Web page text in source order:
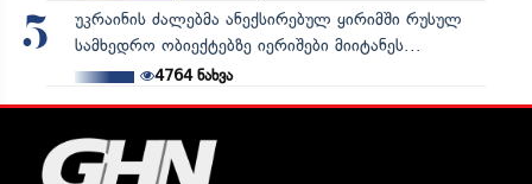
5
უკრაინის ძალებმა ანექსირებულ ყირიმში რუსულ
სამხედრო ობიექტებზე იერიშები მიიტანეს...
4764ნახვა